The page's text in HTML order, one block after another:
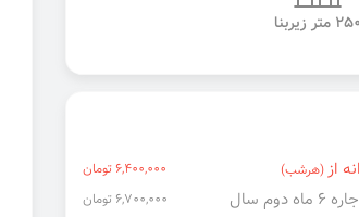
250 متر زیربنا
از(هرشب) 6,400,000 تومان
سال 6,700,000 تومان